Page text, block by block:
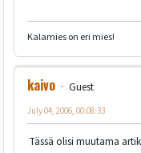
Kalamies on eri mies!
kaivo
Guest
July 04, 2006, 00:08:33
Tässä olisi muutama